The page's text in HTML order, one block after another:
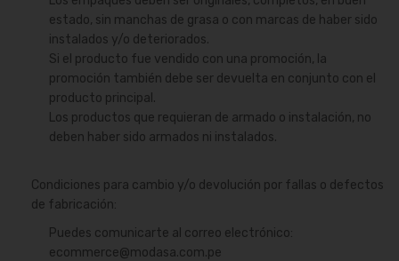
estado, sin manchas de grasa o con marcas de haber sido
instalados y/o deteriorados.
Si el producto fue vendido con una promoción, la
promoción también debe ser devuelta en conjunto con el
producto principal.
Los productos que requieran de armado o instalación, no
deben haber sido armados ni instalados.
Condiciones para cambio y/o devolución por fallas o defectos
de fabricación:
Puedes comunicarte al correo electrónico:
ecommerce@modasa.com.pe